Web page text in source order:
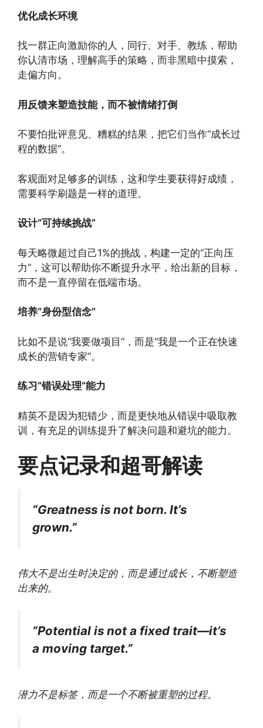
优化成长环境
找一群正向激励你的人，同行、对手、教练，帮助
你认清市场，理解高手的策略，而非黑暗中摸索，
走偏方向。
用反馈来塑造技能，而不被情绪打倒
不要怕批评意见、糟糕的结果，把它们当作“成长过
程的数据”。
客观面对足够多的训练，这和学生要获得好成绩，
需要科学刷题是一样的道理。
设计“可持续挑战”
每天略微超过自己1%的挑战，构建一定的“正向压
力”，这可以帮助你不断提升水平，给出新的目标，
而不是一直停留在低端市场。
培养“身份型信念”
比如不是说“我要做项目”，而是“我是一个正在快速
成长的营销专家”。
练习“错误处理”能力
精英不是因为犯错少，而是更快地从错误中吸取教
训，有充足的训练提升了解决问题和避坑的能力。
要点记录和超哥解读
“Greatness is not born. It’s
grown.”
伟大不是出生时决定的，而是通过成长，不断塑造
出来的。
“Potential is not a fixed trait—it’s
a moving target.”
潜力不是标签，而是一个不断被重塑的过程。